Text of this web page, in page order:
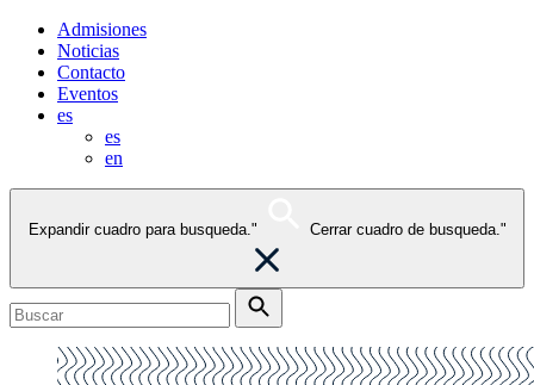
Admisiones
Noticias
Contacto
Eventos
es
es
en
Expandir cuadro para busqueda." Cerrar cuadro de busqueda."